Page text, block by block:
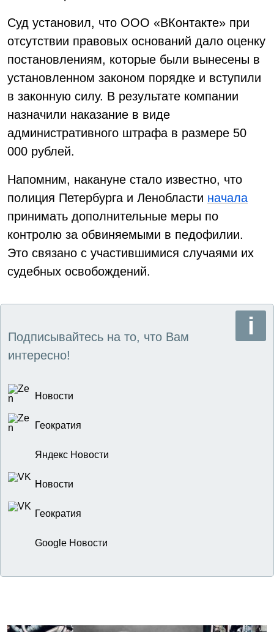
Суд установил, что ООО «ВКонтакте» при
отсутствии правовых оснований дало оценку
постановлениям, которые были вынесены в
установленном законом порядке и вступили
в законную силу. В результате компании
назначили наказание в виде
административного штрафа в размере 50
000 рублей.
Напомним, накануне стало известно, что
полиция Петербурга и Ленобласти начала
принимать дополнительные меры по
контролю за обвиняемыми в педофилии.
Это связано с участившимися случаями их
судебных освобождений.
Подписывайтесь на то, что Вам
интересно!
Новости
Геократия
Яндекс Новости
Новости
Геократия
Google Новости